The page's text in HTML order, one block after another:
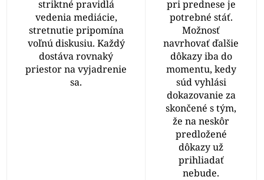
striktné pravidlá
vedenia mediácie,
stretnutie pripomína
voľnú diskusiu. Každý
dostáva rovnaký
priestor na vyjadrenie
sa.
pri prednese je
potrebné stáť.
Možnosť
navrhovať ďalšie
dôkazy iba do
momentu, kedy
súd vyhlási
dokazovanie za
skončené s tým,
že na neskôr
predložené
dôkazy už
prihliadať
nebude.